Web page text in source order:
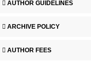
AUTHOR GUIDELINES
ARCHIVE POLICY
AUTHOR FEES